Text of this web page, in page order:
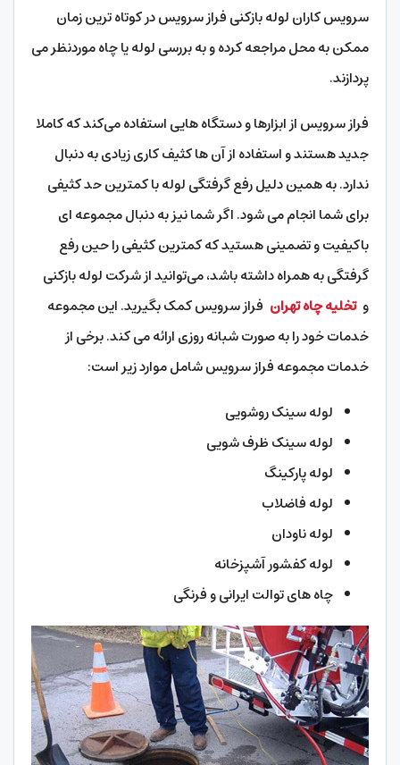
سرویس کاران لوله بازکنی فراز سرویس در کوتاه‌ ترین زمان
ممکن به محل مراجعه کرده و به بررسی لوله یا چاه موردنظر می‌
پردازند.
فراز سرویس از ابزارها و دستگاه‌ هایی استفاده می‌کند که کاملا
جدید هستند و استفاده از آن‌ ها کثیف‌ کاری زیادی به دنبال
ندارد. به‌ همین دلیل رفع گرفتگی لوله با کمترین حد کثیفی
برای شما انجام می‌ شود. اگر شما نیز به‌ دنبال مجموعه ‌ای
باکیفیت و تضمینی هستید که کمترین کثیفی را حین رفع
گرفتگی به‌ همراه داشته باشد، می‌توانید از شرکت لوله بازکنی
وتخلیه چاه تهران فراز سرویس کمک بگیرید. این مجموعه
خدمات خود را به ‌صورت شبانه ‌روزی ارائه می‌ کند. برخی از
خدمات مجموعه فراز سرویس شامل موارد زیر است:
لوله سینک روشویی
لوله سینک ظرف ‌شویی
لوله پارکینگ
لوله فاضلاب
لوله ناودان
لوله کفشور آشپزخانه
چاه‌ های توالت ایرانی و فرنگی